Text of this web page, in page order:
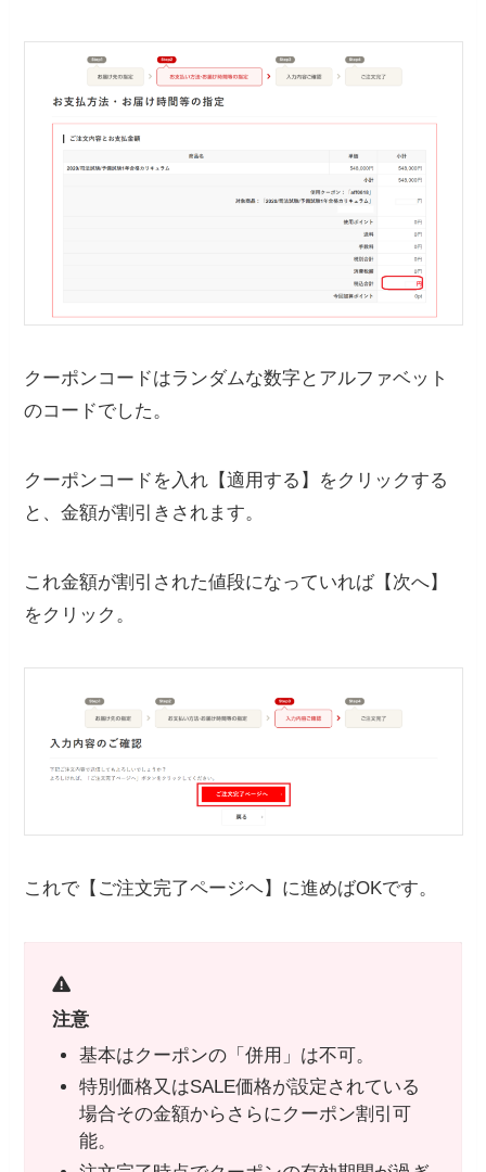
クーポンコードはランダムな数字とアルファベット
のコードでした。
クーポンコードを入れ【適用する】をクリックする
と、金額が割引きされます。
これ金額が割引された値段になっていれば【次へ】
をクリック。
これで【ご注文完了ページヘ】に進めばOKです。
注意
基本はクーポンの「併用」は不可。
特別価格又はSALE価格が設定されている
場合その金額からさらにクーポン割引可
能。